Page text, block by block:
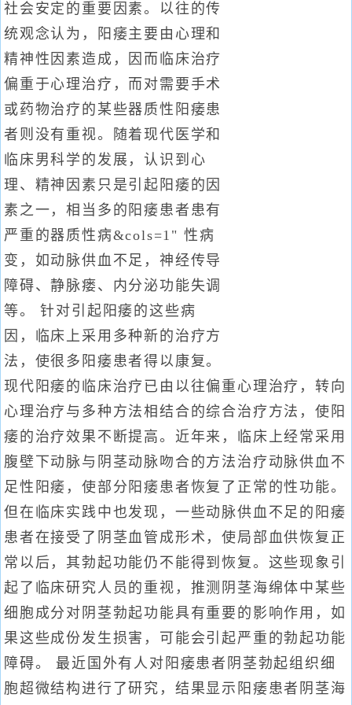
社会安定的重要因素。以往的传
统观念认为，阳痿主要由心理和
精神性因素造成，因而临床治疗
偏重于心理治疗，而对需要手术
或药物治疗的某些器质性阳痿患
者则没有重视。随着现代医学和
临床男科学的发展，认识到心
理、精神因素只是引起阳痿的因
素之一，相当多的阳痿患者患有
严重的器质性病&cols=1" 性病
变，如动脉供血不足，神经传导
障碍、静脉瘘、内分泌功能失调
等。 针对引起阳痿的这些病
因，临床上采用多种新的治疗方
法，使很多阳痿患者得以康复。
现代阳痿的临床治疗已由以往偏重心理治疗，转向
心理治疗与多种方法相结合的综合治疗方法，使阳
痿的治疗效果不断提高。近年来，临床上经常采用
腹壁下动脉与阴茎动脉吻合的方法治疗动脉供血不
足性阳痿，使部分阳痿患者恢复了正常的性功能。
但在临床实践中也发现，一些动脉供血不足的阳痿
患者在接受了阴茎血管成形术，使局部血供恢复正
常以后，其勃起功能仍不能得到恢复。这些现象引
起了临床研究人员的重视，推测阴茎海绵体中某些
细胞成分对阴茎勃起功能具有重要的影响作用，如
果这些成份发生损害，可能会引起严重的勃起功能
障碍。 最近国外有人对阳痿患者阴茎勃起组织细
胞超微结构进行了研究，结果显示阳痿患者阴茎海